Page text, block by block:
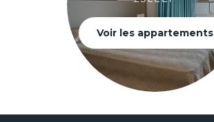
Voir les appartements